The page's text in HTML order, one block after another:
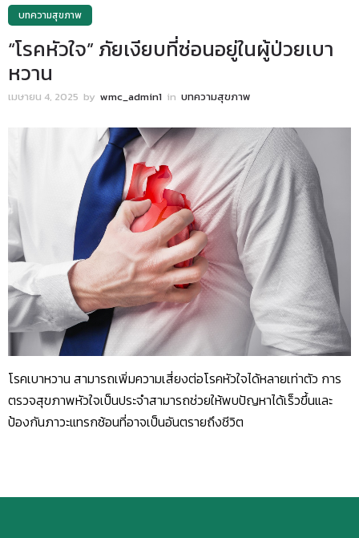
บทความสุขภาพ
“โรคหัวใจ” ภัยเงียบที่ซ่อนอยู่ในผู้ป่วยเบา
หวาน
เมษายน 4, 2025 by wmc_admin1 in บทความสุขภาพ
โรคเบาหวาน สามารถเพิ่มความเสี่ยงต่อโรคหัวใจได้หลายเท่าตัว การ
ตรวจสุขภาพหัวใจเป็นประจำสามารถช่วยให้พบปัญหาได้เร็วขึ้นและ
ป้องกันภาวะแทรกซ้อนที่อาจเป็นอันตรายถึงชีวิต